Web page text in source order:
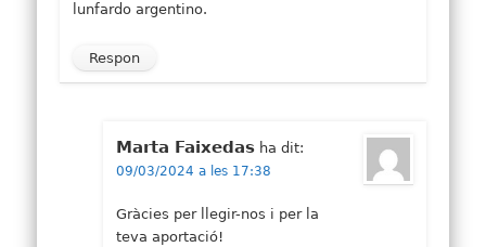
lunfardo argentino.
Respon
Marta Faixedas ha dit:
09/03/2024 a les 17:38
Gràcies per llegir-nos i per la
teva aportació!